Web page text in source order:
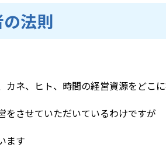
法則
カネ、ヒト、時間の経営資源をどこ
をさせていただいているわけですが
ます